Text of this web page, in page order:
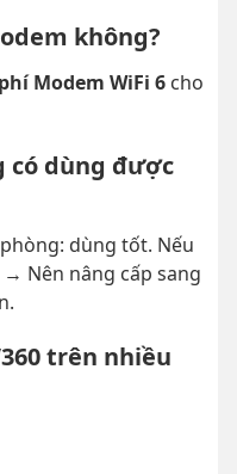
không?
Modem WiFi 6 cho
có dùng được
dùng tốt. Nếu
Nên nâng cấp sang
trên nhiều